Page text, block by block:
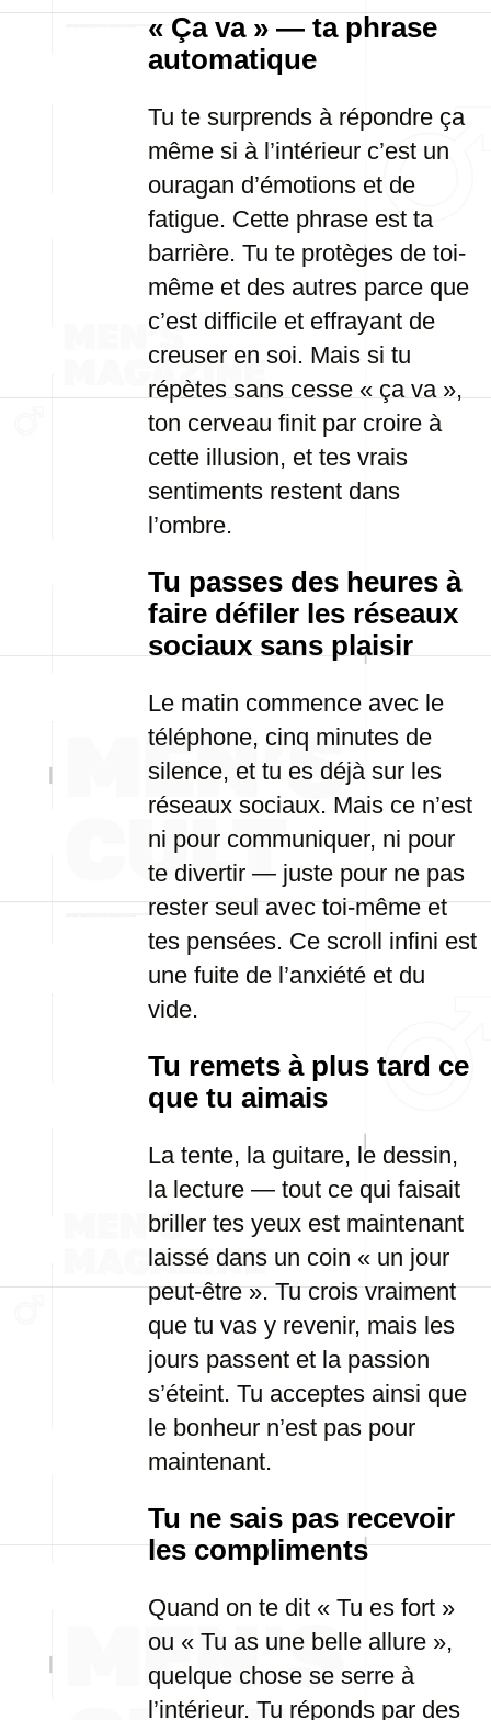
« Ça va » — ta phrase
automatique
Tu te surprends à répondre ça
même si à l’intérieur c’est un
ouragan d’émotions et de
fatigue. Cette phrase est ta
barrière. Tu te protèges de toi-
même et des autres parce que
c’est difficile et effrayant de
creuser en soi. Mais si tu
répètes sans cesse « ça va »,
ton cerveau finit par croire à
cette illusion, et tes vrais
sentiments restent dans
l’ombre.
Tu passes des heures à
faire défiler les réseaux
sociaux sans plaisir
Le matin commence avec le
téléphone, cinq minutes de
silence, et tu es déjà sur les
réseaux sociaux. Mais ce n’est
ni pour communiquer, ni pour
te divertir — juste pour ne pas
rester seul avec toi-même et
tes pensées. Ce scroll infini est
une fuite de l’anxiété et du
vide.
Tu remets à plus tard ce
que tu aimais
La tente, la guitare, le dessin,
la lecture — tout ce qui faisait
briller tes yeux est maintenant
laissé dans un coin « un jour
peut-être ». Tu crois vraiment
que tu vas y revenir, mais les
jours passent et la passion
s’éteint. Tu acceptes ainsi que
le bonheur n’est pas pour
maintenant.
Tu ne sais pas recevoir
les compliments
Quand on te dit « Tu es fort »
ou « Tu as une belle allure »,
quelque chose se serre à
l’intérieur. Tu réponds par des